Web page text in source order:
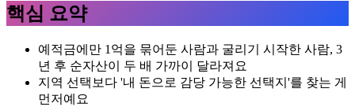
핵심 요약
예적금에만 1억을 묶어둔 사람과 굴리기 시작한 사람, 3
년 후 순자산이 두 배 가까이 달라져요
지역 선택보다 '내 돈으로 감당 가능한 선택지'를 찾는 게
먼저예요